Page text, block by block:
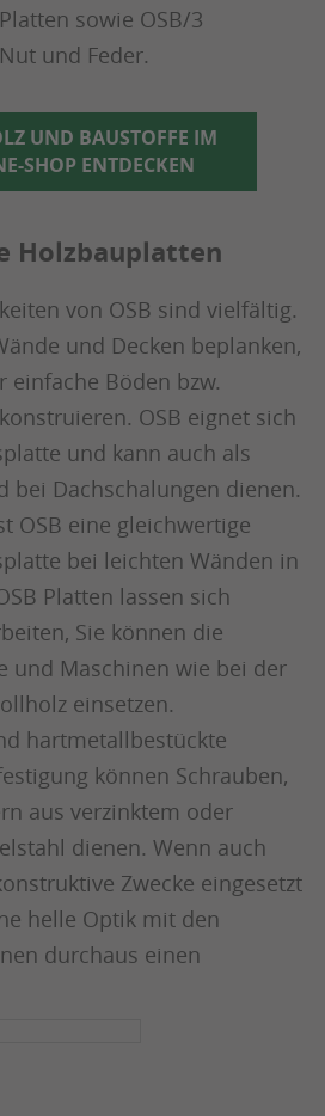
sowie OSB/3
und Feder.
UND BAUSTOFFE IM
SHOP ENTDECKEN
Holzbauplatten
von OSB sind vielfältig.
und Decken beplanken,
einfache Böden bzw.
OSB eignet sich
und kann auch als
bei Dachschalungen dienen.
OSB eine gleichwertige
bei leichten Wänden in
Platten lassen sich
Sie können die
und Maschinen wie bei der
einsetzen.
hartmetallbestückte
können Schrauben,
aus verzinktem oder
dienen. Wenn auch
Zwecke eingesetzt
helle Optik mit den
durchaus einen